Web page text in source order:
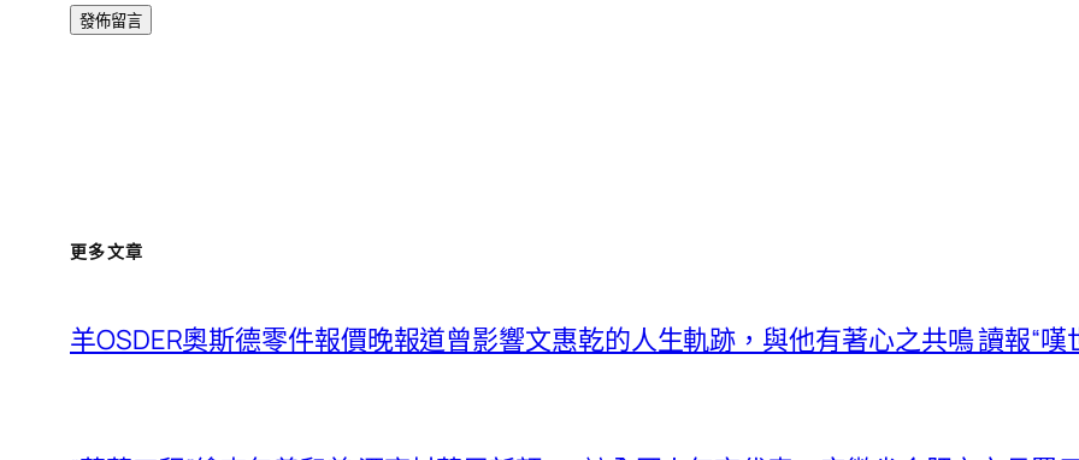
更多文章
羊OSDER奧斯德零件報價晚報道曾影響文惠乾的人生軌跡，與他有著心之共鳴 讀報“嘆